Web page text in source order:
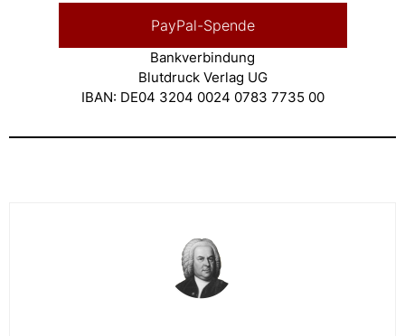
PayPal-Spende
Bankverbindung
Blutdruck Verlag UG
IBAN: DE04 3204 0024 0783 7735 00